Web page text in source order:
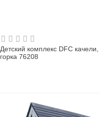
Детский комплекс DFC
горка 76208